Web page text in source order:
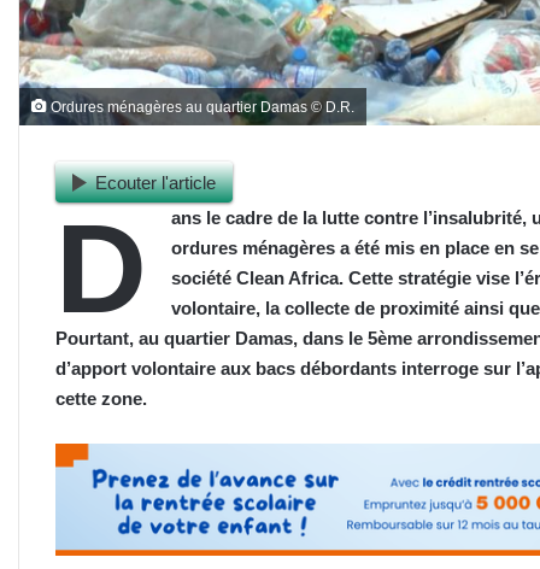
Ordures ménagères au quartier Damas © D.R.
Ecouter l'article
D
ans le cadre de la lutte contre l’insalubrité,
ordures ménagères a été mis en place en
société Clean Africa. Cette stratégie vise
volontaire, la collecte de proximité ainsi
Pourtant, au quartier Damas, dans le 5ème
d’apport volontaire aux bacs débordants interroge sur
cette zone.